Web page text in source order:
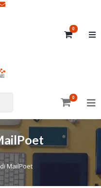
0
0
MailPoet